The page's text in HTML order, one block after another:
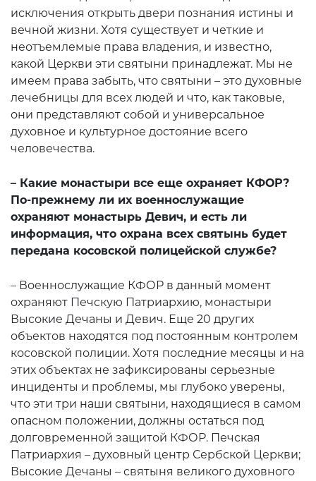
исключения открыть двери познания истины и
вечной жизни. Хотя существует и четкие и
неотъемлемые права владения, и известно,
какой Церкви эти святыни принадлежат. Мы не
имеем права забыть, что святыни – это духовные
лечебницы для всех людей и что, как таковые,
они представляют собой и универсальное
духовное и культурное достояние всего
человечества.
– Какие монастыри все еще охраняет КФОР?
По-прежнему ли их военнослужащие
охраняют монастырь Девич, и есть ли
информация, что охрана всех святынь будет
передана косовской полицейской службе?
– Военнослужащие КФОР в данный момент
охраняют Печскую Патриархию, монастыри
Высокие Дечаны и Девич. Еще 20 других
объектов находятся под постоянным контролем
косовской полиции. Хотя последние месяцы и на
этих объектах не зафиксированы серьезные
инциденты и проблемы, мы глубоко уверены,
что эти три наши святыни, находящиеся в самом
опасном положении, должны остаться под
долговременной защитой КФОР. Печская
Патриархия – духовный центр Сербской Церкви;
Высокие Дечаны – святыня великого духовного